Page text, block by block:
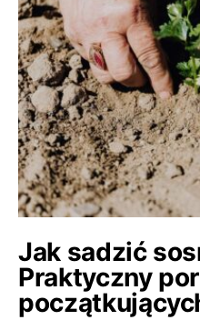
Jak sadzić
Praktyczny